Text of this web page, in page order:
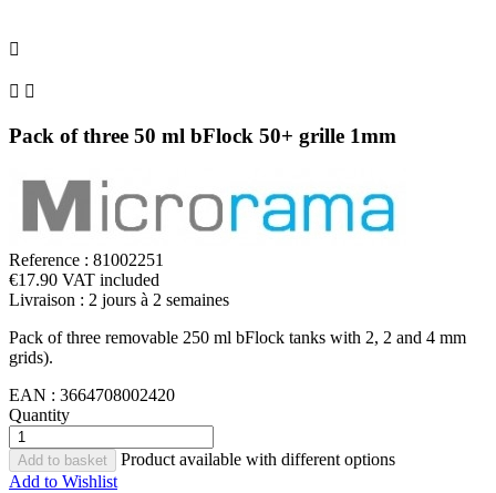

 
Pack of three 50 ml bFlock 50+ grille 1mm
Reference : 81002251
€17.90 VAT included
Livraison : 2 jours à 2 semaines
Pack of three removable 250 ml bFlock tanks with 2, 2 and 4 mm
grids).
EAN : 3664708002420
Quantity
Add to basket
Product available with different options
Add to Wishlist